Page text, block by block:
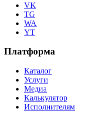
VK
TG
WA
YT
Платформа
Каталог
Услуги
Медиа
Калькулятор
Исполнителям